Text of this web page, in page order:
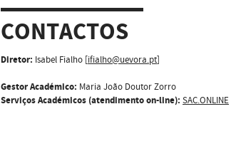
CONTACTOS
Diretor: Isabel Fialho [ifialho@uevora.pt]
Gestor Académico: Maria João Doutor Zorro
Serviços Académicos (atendimento on-line): SAC.ONLINE